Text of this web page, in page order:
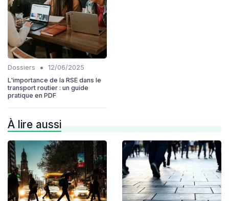
Dossiers •
12/06/2025
L'importance de la RSE dans le
transport routier : un guide
pratique en PDF
À lire aussi